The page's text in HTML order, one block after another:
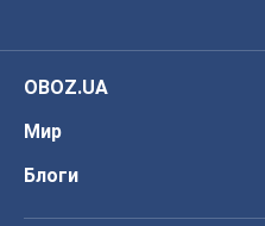
OBOZ.UA
Мир
Блоги